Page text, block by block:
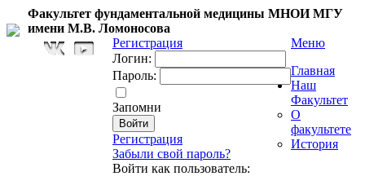
Факультет фундаментальной медицины МНОИ МГУ
имени М.В. Ломоносова
Регистрация
Логин:
Пароль:
Запомни
Регистрация
Забыли свой пароль?
Войти как пользователь:
Меню
Главная
Наш
Факультет
О
факультете
История